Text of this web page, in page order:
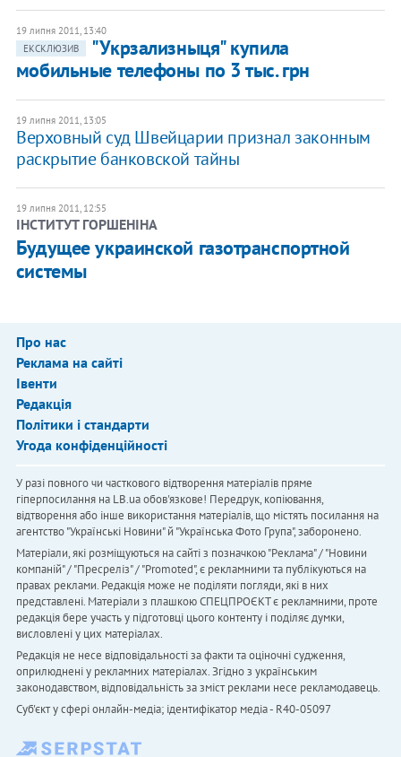
19 липня 2011, 13:40
ЕКСКЛЮЗИВ
"Укрзализныця" купила
мобильные телефоны по 3 тыс. грн
19 липня 2011, 13:05
Верховный суд Швейцарии признал законным
раскрытие банковской тайны
19 липня 2011, 12:55
ІНСТИТУТ ГОРШЕНІНА
Будущее украинской газотранспортной
системы
Про нас
Реклама на сайті
Івенти
Редакція
Політики і стандарти
Угода конфіденційності
У разі повного чи часткового відтворення матеріалів пряме
гіперпосилання на LB.ua обов'язкове! Передрук, копіювання,
відтворення або інше використання матеріалів, що містять посилання на
агентство "Українськi Новини" й "Українська Фото Група", заборонено.
Матеріали, які розміщуються на сайті з позначкою "Реклама" / "Новини
компаній" / "Пресреліз" / "Promoted", є рекламними та публікуються на
правах реклами. Редакція може не поділяти погляди, які в них
представлені. Матеріали з плашкою СПЕЦПРОЄКТ є рекламними, проте
редакція бере участь у підготовці цього контенту і поділяє думки,
висловлені у цих матеріалах.
Редакція не несе відповідальності за факти та оціночні судження,
оприлюднені у рекламних матеріалах. Згідно з українським
законодавством, відповідальність за зміст реклами несе рекламодавець.
Cуб'єкт у сфері онлайн-медіа; ідентифікатор медіа - R40-05097